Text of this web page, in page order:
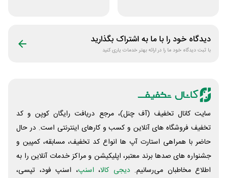
دیدگاه خود را با ما به اشتراک بگذارید
با ثبت دیدگاه خود ما را در ارائه بهتر خدمات یاری کنید
سایت کانال تخفیف (آف چنل)، مرجع دریافت رایگان کوپن و کد
تخفیف فروشگاه های آنلاین و کسب و‌ کارهای اینترنتی است. در حال
حاضر با همراهی استارت آپ ها انواع کد تخفیف، مسابقه، کمپین و
جشنواره های صدها برند معتبر، اپلیکیشن و مراکز خدمات آنلاین را به
اطلاع مخاطبان می‌رسانیم. دیجی کالا، اسنپ، اسنپ فود، تپسی،